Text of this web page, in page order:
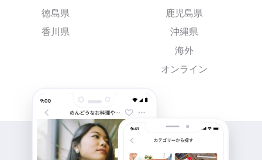
徳島県
香川県
鹿児島県
沖縄県
海外
オンライン